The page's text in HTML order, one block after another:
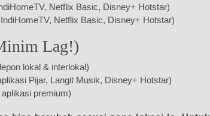
Netflix Basic, Disney+ Hotstar)
Netflix Basic, Disney+ Hotstar)
Lag!)
lokal & interlokal)
Pijar, Langit Musik, Disney+ Hotstar)
premium)